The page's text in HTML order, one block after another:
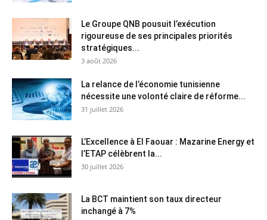
Le Groupe QNB pousuit l’exécution
rigoureuse de ses principales priorités
stratégiques...
3 août 2026
La relance de l’économie tunisienne
nécessite une volonté claire de réforme...
31 juillet 2026
L’Excellence à El Faouar : Mazarine Energy et
l’ETAP célèbrent la...
30 juillet 2026
La BCT maintient son taux directeur
inchangé à 7%